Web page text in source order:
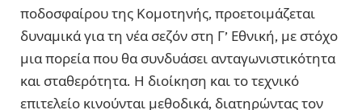
ποδοσφαίρου της Κομοτηνής, προετοιμάζεται
δυναμικά για τη νέα σεζόν στη Γ’ Εθνική, με στόχο
μια πορεία που θα συνδυάσει ανταγωνιστικότητα
και σταθερότητα. Η διοίκηση και το τεχνικό
επιτελείο κινούνται μεθοδικά, διατηρώντας τον